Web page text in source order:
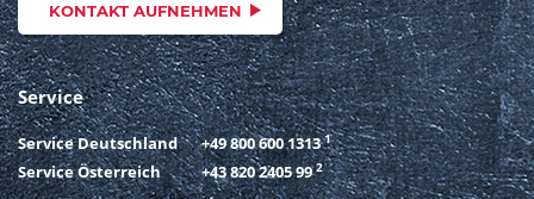
KONTAKT AUFNEHMEN
Service
Service Deutschland +49 800 600 1313 1
Service Österreich +43 820 2405 99 2